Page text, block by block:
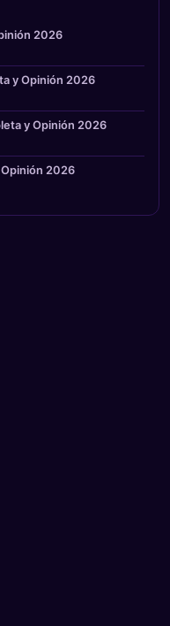
2026
y Opinión 2026
y Opinión 2026
2026